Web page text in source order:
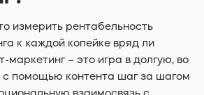
измерить рентабельность
к каждой копейке вряд ли
маркетинг – это игра в долгую, во
с помощью контента шаг за шагом
взаимосвязь с